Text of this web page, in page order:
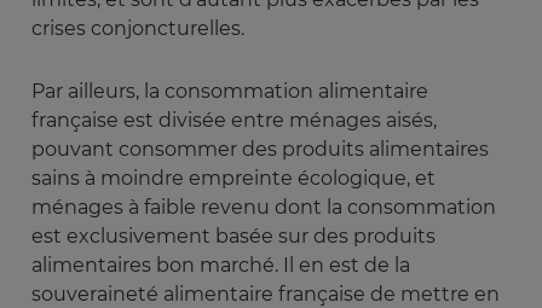
crises conjoncturelles.
Par ailleurs, la consommation alimentaire
française est divisée entre ménages aisés,
pouvant consommer des produits alimentaires
sains à moindre empreinte écologique, et
ménages à faible revenu dont la consommation
est exclusivement basée sur des produits
alimentaires bon marché. Il en est de la
souveraineté alimentaire française de mettre en